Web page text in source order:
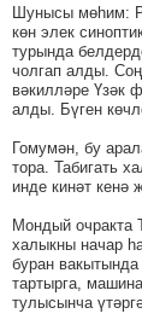
Шунысы мөһим:
көн элек
турында
чолгап алды.
вәкилләре Үзәк
алды. Бүген
Гомумән, бу
тора. Табигать
инде кинәт
Мондый очракта
халыкны начар
буран
тартырга,
тулысынча